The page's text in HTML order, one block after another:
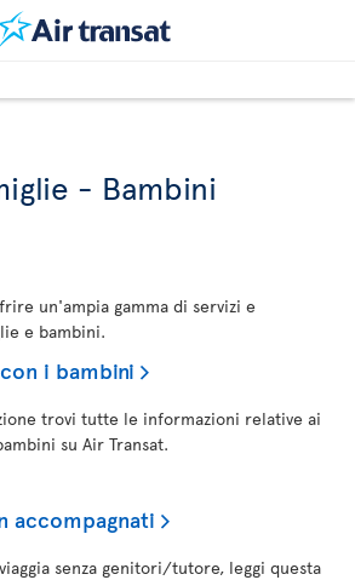
- Bambini
un'ampia gamma di servizi e
e bambini.
i bambini
trovi tutte le informazioni relative ai
su Air Transat.
accompagnati
senza genitori/tutore, leggi questa